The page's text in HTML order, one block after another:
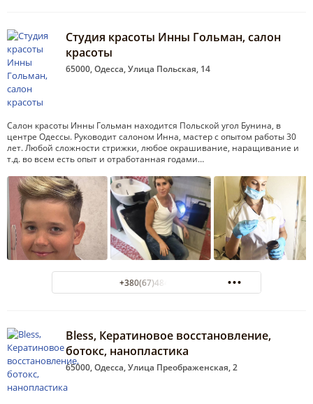
Студия красоты Инны Гольман, салон
красоты
65000, Одесса, Улица Польская, 14
Салон красоты Инны Гольман находится Польской угол Бунина, в
центре Одессы. Руководит салоном Инна, мастер с опытом работы 30
лет. Любой сложности стрижки, любое окрашивание, наращивание и
т.д. во всем есть опыт и отработанная годами…
+380(67)484-47-00
Bless, Кератиновое восстановление,
ботокс, нанопластика
65000, Одесса, Улица Преображенская, 2